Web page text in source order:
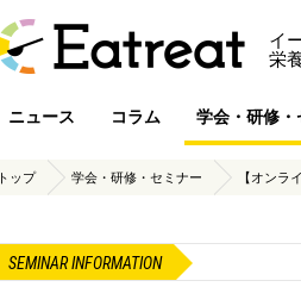
イ
栄
ニュース コラム 学会・研修・
トップ 学会・研修・セミナー 【オンラ
SEMINAR INFORMATION